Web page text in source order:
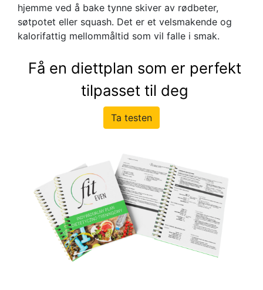
hjemme ved å bake tynne skiver av rødbeter,
søtpotet eller squash. Det er et velsmakende og
kalorifattig mellommåltid som vil falle i smak.
Få en diettplan som er perfekt
tilpasset til deg
Ta testen